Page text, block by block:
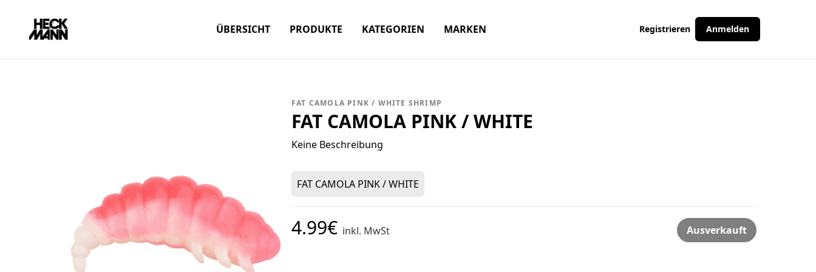
ÜBERSICHT PRODUKTE KATEGORIEN MARKEN Registrieren Anmelden
FAT CAMOLA PINK / WHITE SHRIMP
FAT CAMOLA PINK / WHITE
Keine Beschreibung
FAT CAMOLA PINK / WHITE
4.99€ inkl. MwSt Ausverkauft